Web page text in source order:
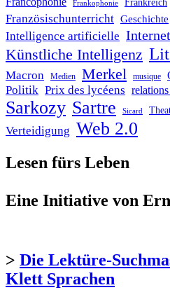
Frankophonie Frankreich
Französischunterricht Geschichte
Intelligence artificielle Internet
Künstliche Intelligenz
Macron Medien Merkel musique
Politik Prix des lycéens
Sarkozy Sartre Sicard
Verteidigung Web 2.0
Lesen fürs Leben
Eine Initiative von
> Die Lektüre-
Klett Sprachen